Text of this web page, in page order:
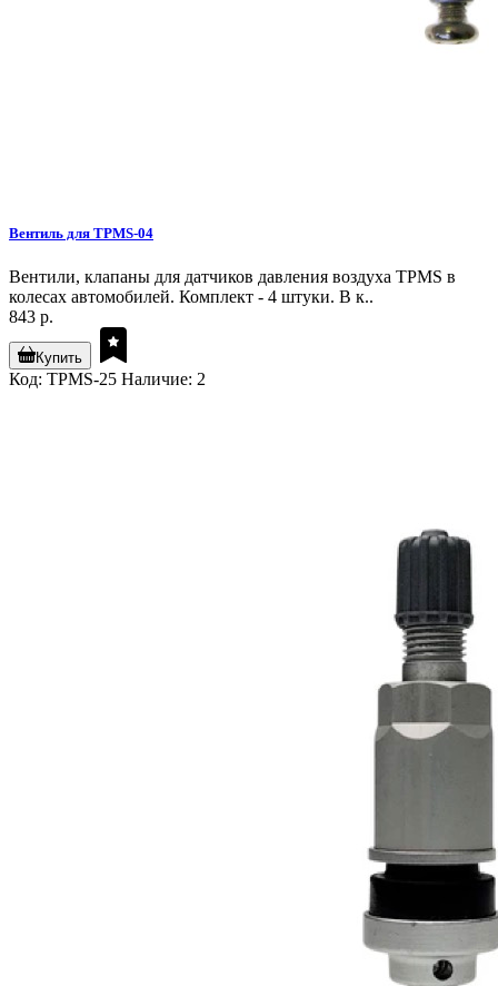
Вентиль для TPMS-04
Вентили, клапаны для датчиков давления воздуха TPMS в
колесах автомобилей. Комплект - 4 штуки. В к..
843 р.
Купить
Код: TPMS-25 Наличие: 2